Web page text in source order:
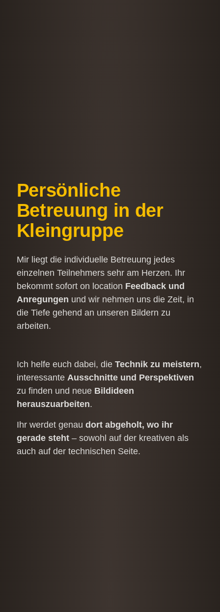
Persönliche
Betreuung in der
Kleingruppe
Mir liegt die individuelle Betreuung jedes
einzelnen Teilnehmers sehr am Herzen. Ihr
bekommt sofort on location Feedback und
Anregungen und wir nehmen uns die Zeit, in
die Tiefe gehend an unseren Bildern zu
arbeiten.
Ich helfe euch dabei, die Technik zu meistern,
interessante Ausschnitte und Perspektiven
zu finden und neue Bildideen
herauszuarbeiten.
Ihr werdet genau dort abgeholt, wo ihr
gerade steht– sowohl auf der kreativen als
auch auf der technischen Seite.